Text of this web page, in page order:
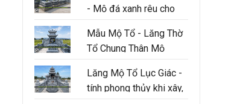
- Mộ đá xanh rêu cho
đình
Mẫu Mộ Tổ - Lăng Thờ
Tổ Chung Thân Mộ
Lăng Mộ Tổ Lục Giác -
tính phong thủy khi xây,